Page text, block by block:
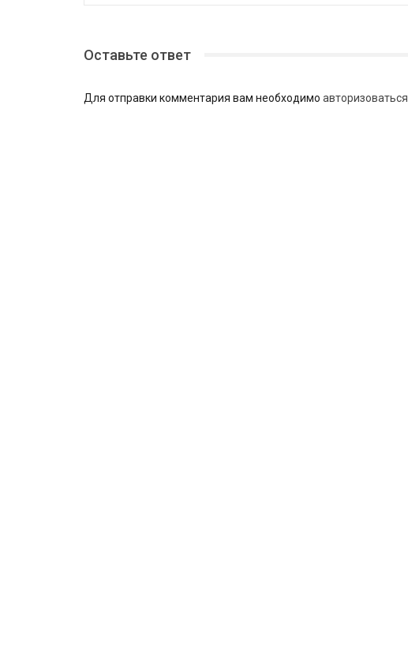
Оставьте ответ
Для отправки комментария вам необходимо авторизоваться